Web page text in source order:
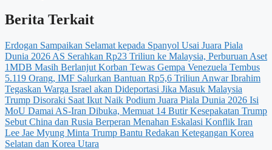
Berita Terkait
Erdogan Sampaikan Selamat kepada Spanyol Usai Juara Piala
Dunia 2026 AS Serahkan Rp23 Triliun ke Malaysia, Perburuan Aset
1MDB Masih Berlanjut Korban Tewas Gempa Venezuela Tembus
5.119 Orang, IMF Salurkan Bantuan Rp5,6 Triliun Anwar Ibrahim
Tegaskan Warga Israel akan Dideportasi Jika Masuk Malaysia
Trump Disoraki Saat Ikut Naik Podium Juara Piala Dunia 2026 Isi
MoU Damai AS-Iran Dibuka, Memuat 14 Butir Kesepakatan Trump
Sebut China dan Rusia Berperan Menahan Eskalasi Konflik Iran
Lee Jae Myung Minta Trump Bantu Redakan Ketegangan Korea
Selatan dan Korea Utara